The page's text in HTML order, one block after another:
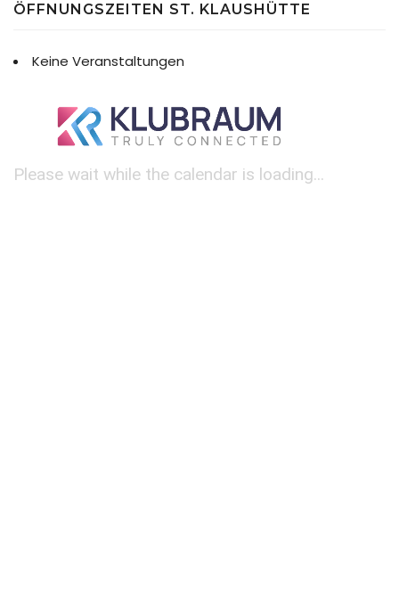
ÖFFNUNGSZEITEN ST. KLAUSHÜTTE
Keine Veranstaltungen